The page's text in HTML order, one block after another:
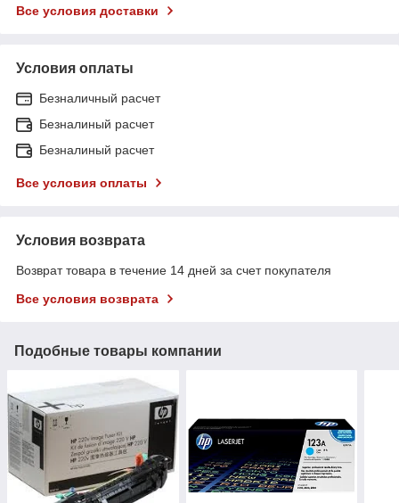
Все условия доставки
Условия оплаты
Безналичный расчет
Безналиный расчет
Безналиный расчет
Все условия оплаты
Условия возврата
Возврат товара в течение 14 дней за счет покупателя
Все условия возврата
Подобные товары компании